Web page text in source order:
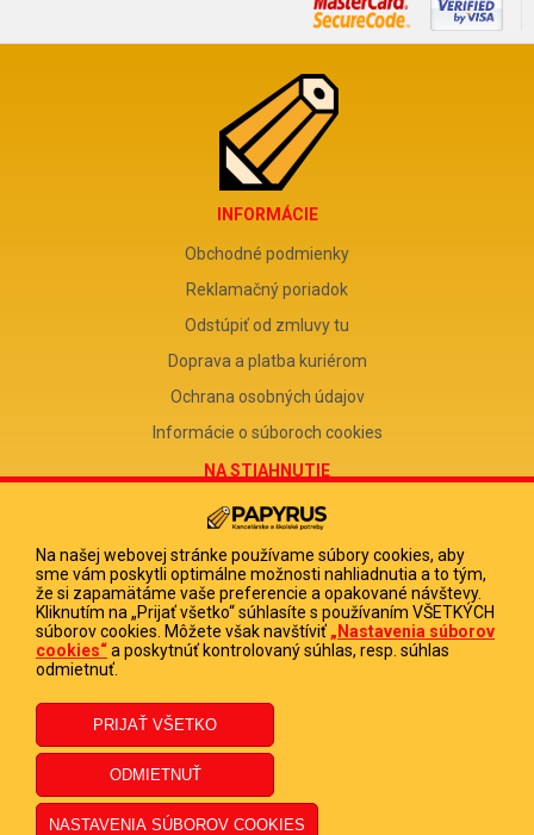
INFORMÁCIE
Obchodné podmienky
Reklamačný poriadok
Odstúpiť od zmluvy tu
Doprava a platba kuriérom
Ochrana osobných údajov
Informácie o súboroch cookies
NA STIAHNUTIE
Reklamačný formulár
Odstúpenie od zmluvy
Poučenie o odstúpení od zmluvy
FIRMA
PAPYRUS POPRAD, s.r.o.
DIČ 2020513880
IČ DPH SK2020513880
Na našej webovej stránke používame súbory cookies, aby
sme vám poskytli optimálne možnosti nahliadnutia a to tým,
že si zapamätáme vaše preferencie a opakované návštevy.
Kliknutím na „Prijať všetko“ súhlasíte s používaním VŠETKÝCH
súborov cookies. Môžete však navštíviť „Nastavenia súborov
cookies“a poskytnúť kontrolovaný súhlas, resp. súhlas
odmietnuť.